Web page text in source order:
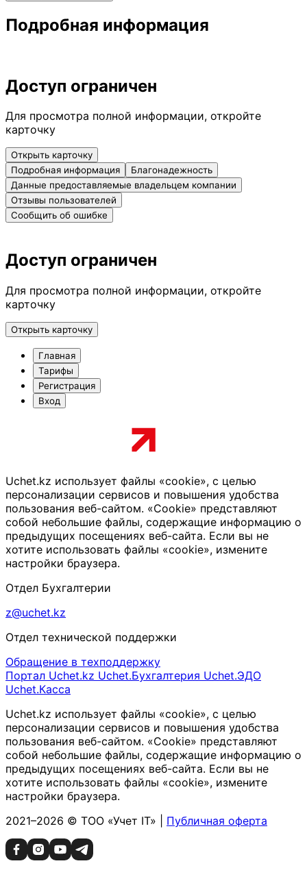
Подробная информация
Доступ ограничен
Для просмотра полной информации, откройте
карточку
Открыть карточку
Подробная информация
Благонадежность
Данные предоставляемые владельцем компании
Отзывы пользователей
Сообщить об ошибке
Доступ ограничен
Для просмотра полной информации, откройте
карточку
Открыть карточку
Главная
Тарифы
Регистрация
Вход
Uchet.kz использует файлы «cookie», с целью
персонализации сервисов и повышения удобства
пользования веб-сайтом. «Cookie» представляют
собой небольшие файлы, содержащие информацию о
предыдущих посещениях веб-сайта. Если вы не
хотите использовать файлы «cookie», измените
настройки браузера.
Отдел Бухгалтерии
z@uchet.kz
Отдел технической поддержки
Обращение в техподдержку
Портал Uchet.kz Uchet.Бухгалтерия Uchet.ЭДО
Uchet.Касса
Uchet.kz использует файлы «cookie», с целью
персонализации сервисов и повышения удобства
пользования веб-сайтом. «Cookie» представляют
собой небольшие файлы, содержащие информацию о
предыдущих посещениях веб-сайта. Если вы не
хотите использовать файлы «cookie», измените
настройки браузера.
2021–2026 © ТОО «Учет IT» | Публичная оферта